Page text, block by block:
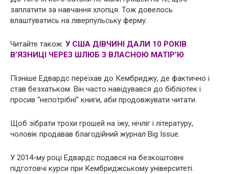
заплатити за навчання хлопця. Тож довелось
влаштуватись на ліверпульську ферму.
Читайте також: У США ДІВЧИНІ ДАЛИ 10 РОКІВ
В’ЯЗНИЦІ ЧЕРЕЗ ШЛЮБ З ВЛАСНОЮ МАТІР’Ю
Пізніше Едвардс переїхав до Кембриджу, де фактично і
став безхатьком. Він часто навідувався до бібліотек і
просив “непотрібні” книги, аби продовжувати читати.
Щоб зібрати трохи грошей на їжу, нічліг і літературу,
чоловік продавав благодійний журнал Big Issue.
У 2014-му році Едвардс подався на безкоштовні
підготовчі курси при Кембриджському університеті.